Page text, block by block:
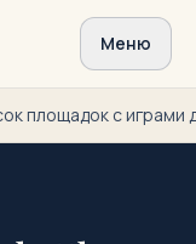
Меню
площадок с играми